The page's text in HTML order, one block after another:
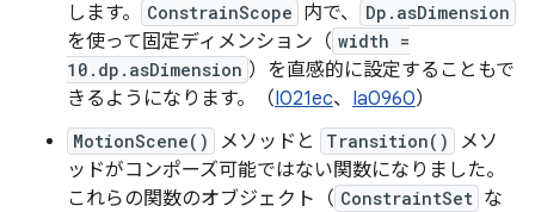
します。
ConstrainScope 内で、 Dp.asDimension
を使って固定ディメンション（ width =
10.dp.asDimension ）を直感的に設定することもで
きるようになります。（I021ec、 Ia0960）
MotionScene() メソッドと Transition()
メソ
ッドがコンポーズ可能ではない関数になりました。
これらの関数のオブジェクト（ ConstraintSet な